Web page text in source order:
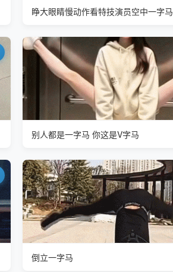
睁大眼睛慢动作看特技演员空中一字马
别人都是一字马 你这是V字马
倒立一字马